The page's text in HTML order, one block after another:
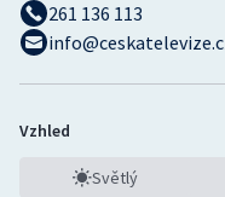
261 136 113
Vzhled
Světlý